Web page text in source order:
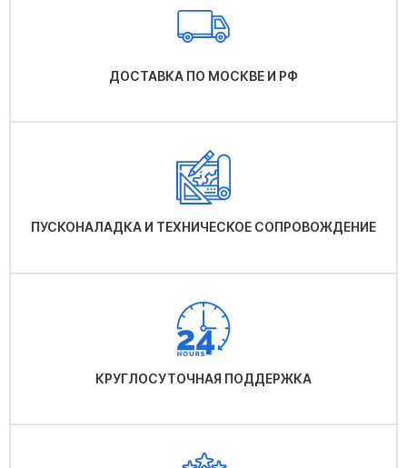
ДОСТАВКА ПО МОСКВЕ И РФ
ПУСКОНАЛАДКА И ТЕХНИЧЕСКОЕ СОПРОВОЖДЕНИЕ
КРУГЛОСУТОЧНАЯ ПОДДЕРЖКА